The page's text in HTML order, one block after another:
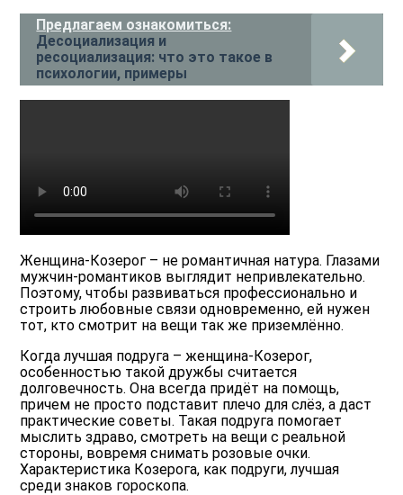
Предлагаем ознакомиться:
Десоциализация и
ресоциализация: что это такое в
психологии, примеры
Женщина-Козерог – не романтичная натура. Глазами
мужчин-романтиков выглядит непривлекательно.
Поэтому, чтобы развиваться профессионально и
строить любовные связи одновременно, ей нужен
тот, кто смотрит на вещи так же приземлённо.
Когда лучшая подруга – женщина-Козерог,
особенностью такой дружбы считается
долговечность. Она всегда придёт на помощь,
причем не просто подставит плечо для слёз, а даст
практические советы. Такая подруга помогает
мыслить здраво, смотреть на вещи с реальной
стороны, вовремя снимать розовые очки.
Характеристика Козерога, как подруги, лучшая
среди знаков гороскопа.